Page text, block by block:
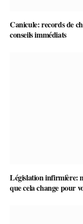
Canicule: records de
conseils immédiats
Législation infirmière:
que cela change pour